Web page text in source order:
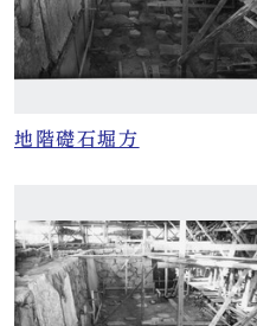
地階礎石堀方